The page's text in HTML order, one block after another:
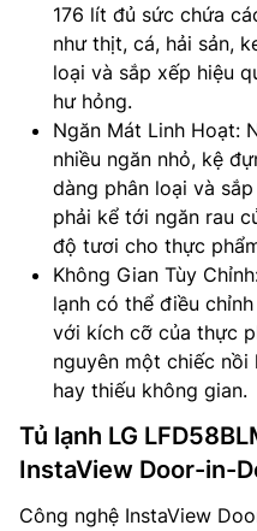
176 lít đủ sức chứa
như thịt, cá, hải sản,
loại và sắp xếp hiệu
hư hỏng.
Ngăn Mát Linh Hoạt:
nhiều ngăn nhỏ, kệ
dàng phân loại và
phải kể tới ngăn rau
độ tươi cho thực
Không Gian Tùy
lạnh có thể điều
với kích cỡ của thực
nguyên một chiếc
hay thiếu không gian.
Tủ lạnh LG
InstaView Door-in-
Công nghệ InstaView